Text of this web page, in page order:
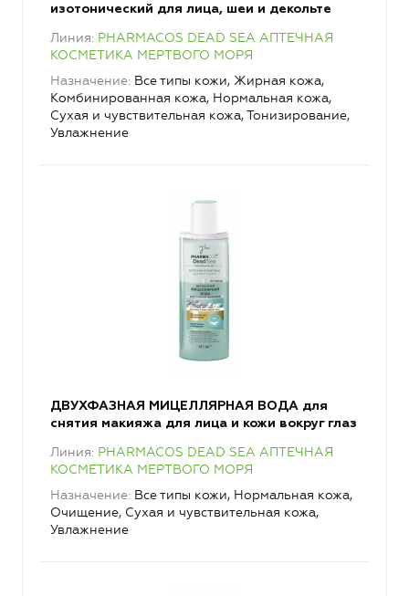
изотонический для лица, шеи и декольте
Линия PHARMACOS DEAD SEA АПТЕЧНАЯ
КОСМЕТИКА МЕРТВОГО МОРЯ
Назначение Все типы кожи, Жирная кожа,
Комбинированная кожа, Нормальная кожа,
Сухая и чувствительная кожа, Тонизирование,
Увлажнение
ДВУХФАЗНАЯ МИЦЕЛЛЯРНАЯ ВОДА для
снятия макияжа для лица и кожи вокруг глаз
Линия PHARMACOS DEAD SEA АПТЕЧНАЯ
КОСМЕТИКА МЕРТВОГО МОРЯ
Назначение Все типы кожи, Нормальная кожа,
Очищение, Сухая и чувствительная кожа,
Увлажнение